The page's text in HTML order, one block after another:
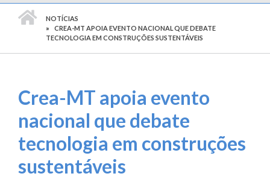
NOTÍCIAS
CREA-MT APOIA EVENTO NACIONAL QUE DEBATE
TECNOLOGIA EM CONSTRUÇÕES SUSTENTÁVEIS
Crea-MT apoia evento
nacional que debate
tecnologia em construções
sustentáveis